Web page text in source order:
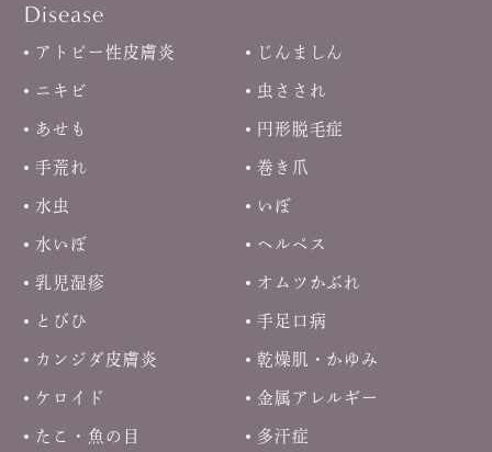
Disease
アトピー性皮膚炎 じんましん
ニキビ 虫さされ
あせも 円形脱毛症
手荒れ 巻き爪
水虫 いぼ
水いぼ ヘルペス
乳児湿疹 オムツかぶれ
とびひ 手足口病
カンジダ皮膚炎 乾燥肌・かゆみ
ケロイド 金属アレルギー
たこ・魚の目 多汗症